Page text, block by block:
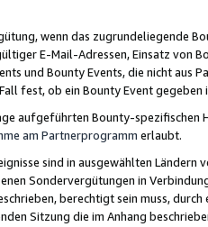
wenn das zugrundeliegende
E-Mail-Adressen, Einsatz von
und Bounty Events, die nicht
fest, ob ein Bounty Event
aufgeführten Bounty-spezifischen
am Partnerprogramm erlaubt.
sind in ausgewählten Ländern
Sondervergütungen in
berechtigt sein muss,
Sitzung die im Anhang